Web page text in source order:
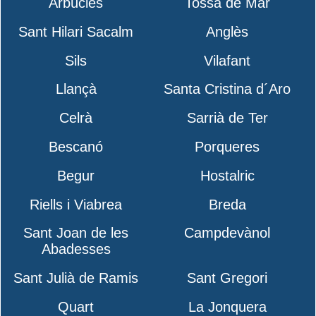
Sant Hilari Sacalm
Anglès
Sils
Vilafant
Llançà
Santa Cristina d´Aro
Celrà
Sarrià de Ter
Bescanó
Porqueres
Begur
Hostalric
Riells i Viabrea
Breda
Sant Joan de les
Abadesses
Campdevànol
Sant Julià de Ramis
Sant Gregori
Quart
La Jonquera